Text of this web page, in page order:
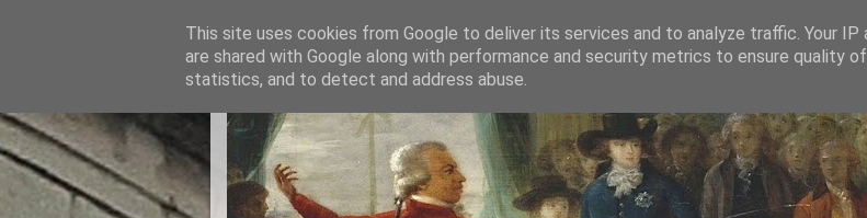
This site uses cookies from Google to deliver its services and to analyze traffic. Your IP
are shared with Google along with performance and security metrics to ensure quality
statistics, and to detect and address abuse.